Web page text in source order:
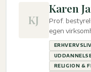
KJ
Karen
Prof.
egen
ERHVERVSLIV
RELIGION &